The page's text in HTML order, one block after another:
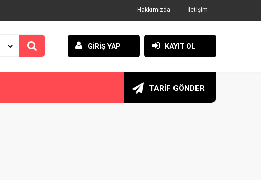
Hakkımızda İletişim
GİRİŞ YAP KAYIT OL
TARİF GÖNDER